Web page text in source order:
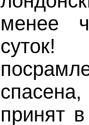
менее
принят